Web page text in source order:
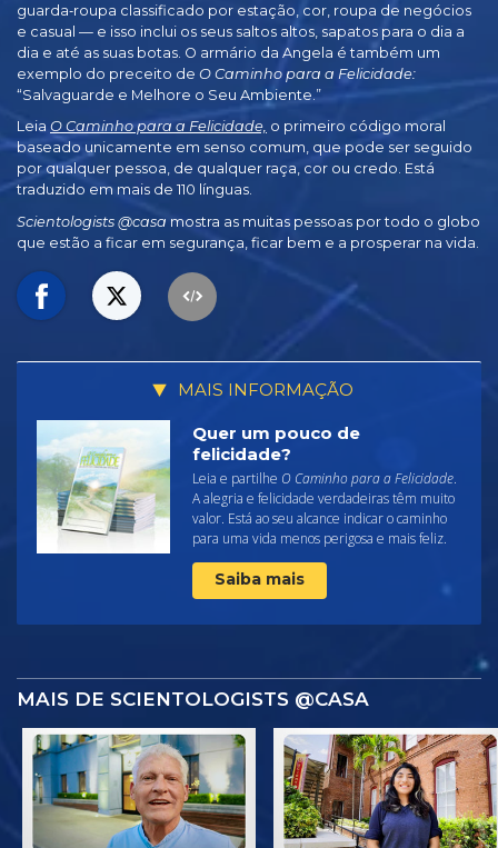
guarda‑roupa classificado por estação, cor, roupa de negócios
e casual — e isso inclui os seus saltos altos, sapatos para o dia a
dia e até as suas botas. O armário da Angela é também um
exemplo do preceito de O Caminho para a Felicidade:
“Salvaguarde e Melhore o Seu Ambiente.”
Leia O Caminho para a Felicidade, o primeiro código moral
baseado unicamente em senso comum, que pode ser seguido
por qualquer pessoa, de qualquer raça, cor ou credo. Está
traduzido em mais de 110 línguas.
Scientologists @casa mostra as muitas pessoas por todo o globo
que estão a ficar em segurança, ficar bem e a prosperar na vida.
MAIS INFORMAÇÃO
Quer um pouco de
felicidade?
Leia e partilhe O Caminho para a Felicidade.
A alegria e felicidade verdadeiras têm muito
valor. Está ao seu alcance indicar o caminho
para uma vida menos perigosa e mais feliz.
Saiba mais
MAIS DE SCIENTOLOGISTS @CASA